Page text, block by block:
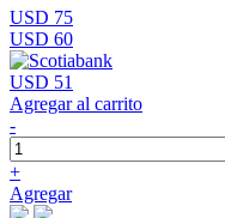
USD 75
USD 60
USD 51
Agregar al carrito
-
+
Agregar